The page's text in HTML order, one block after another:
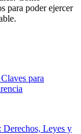
para poder ejercer
para
Leyes y